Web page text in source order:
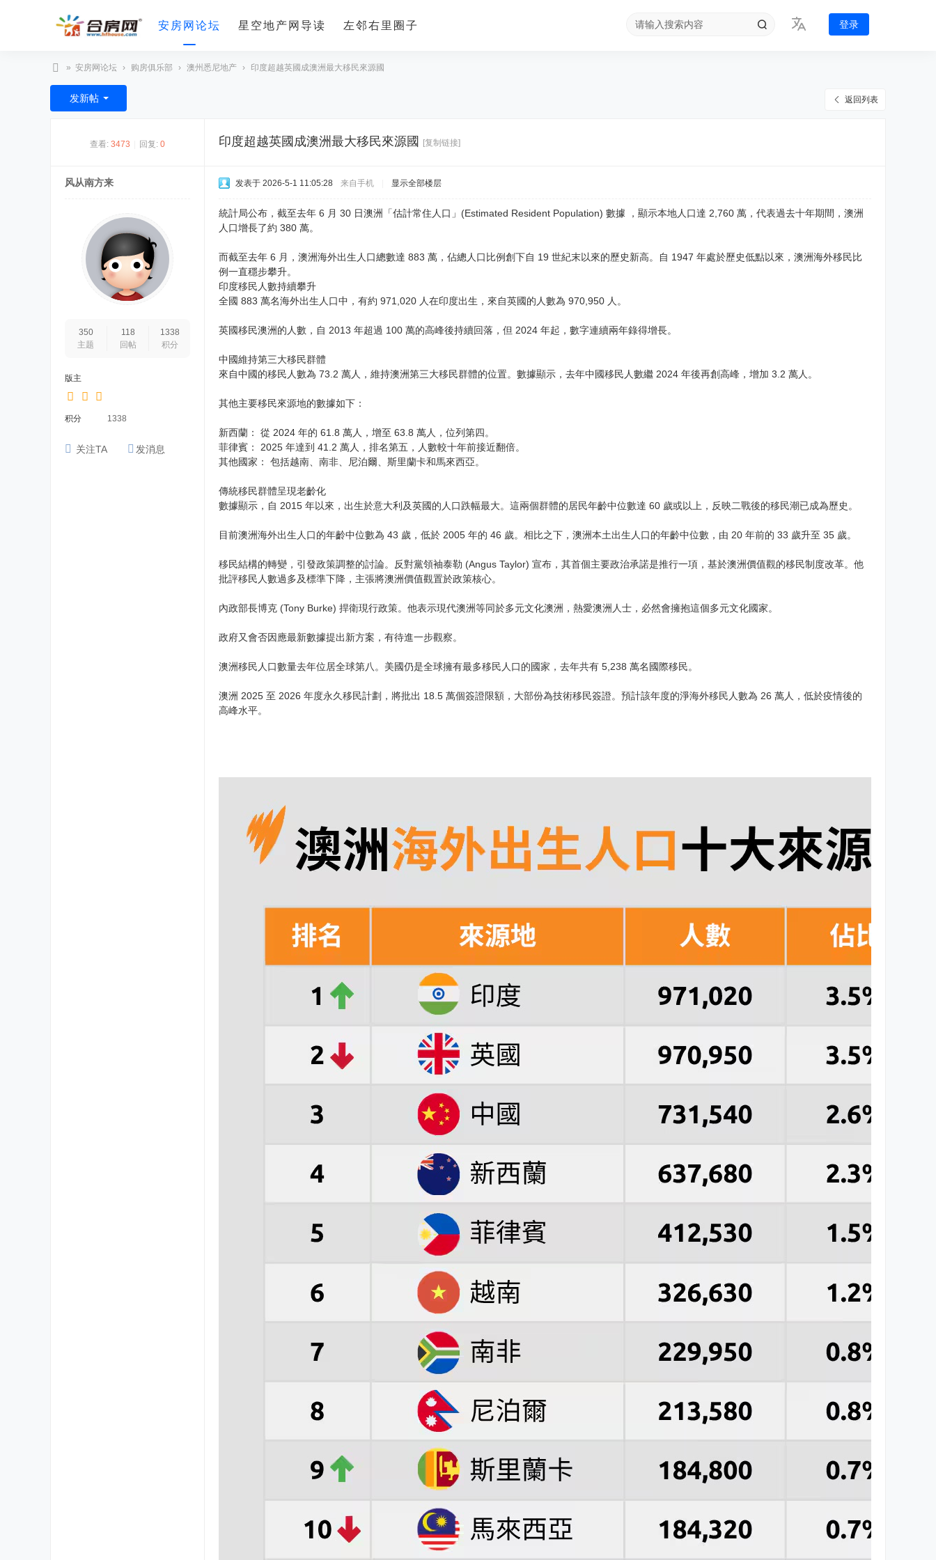
安房网论坛 星空地产网导读 左邻右里圈子 登录
合
房
» 安房网论坛 › 购房俱乐部 › 澳州悉尼地产 › 印度超越英國成澳洲最大移民來源國
返回列表
发新帖
查看: 3473 回复: 0 印度超越英國成澳洲最大移民來源國 [复制链接]
风从南方来
350
主题
118
回帖
1338
积分
版主
积分 1338
关注TA 发消息
发表于 2026-5-1 11:05:28 来自手机 显示全部楼层
統計局公布，截至去年 6 月 30 日澳洲「估計常住人口」(Estimated Resident Population) 數據 ，顯示本地人口達 2,760 萬，代表過去十年期間，澳洲
人口增長了約 380 萬。
而截至去年 6 月，澳洲海外出生人口總數達 883 萬，佔總人口比例創下自 19 世紀末以來的歷史新高。自 1947 年處於歷史低點以來，澳洲海外移民比
例一直穩步攀升。
印度移民人數持續攀升
全國 883 萬名海外出生人口中，有約 971,020 人在印度出生，來自英國的人數為 970,950 人。
英國移民澳洲的人數，自 2013 年超過 100 萬的高峰後持續回落，但 2024 年起，數字連續兩年錄得增長。
中國維持第三大移民群體
來自中國的移民人數為 73.2 萬人，維持澳洲第三大移民群體的位置。數據顯示，去年中國移民人數繼 2024 年後再創高峰，增加 3.2 萬人。
其他主要移民來源地的數據如下：
新西蘭： 從 2024 年的 61.8 萬人，增至 63.8 萬人，位列第四。
菲律賓： 2025 年達到 41.2 萬人，排名第五，人數較十年前接近翻倍。
其他國家： 包括越南、南非、尼泊爾、斯里蘭卡和馬來西亞。
傳統移民群體呈現老齡化
數據顯示，自 2015 年以來，出生於意大利及英國的人口跌幅最大。這兩個群體的居民年齡中位數達 60 歲或以上，反映二戰後的移民潮已成為歷史。
目前澳洲海外出生人口的年齡中位數為 43 歲，低於 2005 年的 46 歲。相比之下，澳洲本土出生人口的年齡中位數，由 20 年前的 33 歲升至 35 歲。
移民結構的轉變，引發政策調整的討論。反對黨領袖泰勒 (Angus Taylor) 宣布，其首個主要政治承諾是推行一項，基於澳洲價值觀的移民制度改革。他
批評移民人數過多及標準下降，主張將澳洲價值觀置於政策核心。
內政部長博克 (Tony Burke) 捍衛現行政策。他表示現代澳洲等同於多元文化澳洲，熱愛澳洲人士，必然會擁抱這個多元文化國家。
政府又會否因應最新數據提出新方案，有待進一步觀察。
澳洲移民人口數量去年位居全球第八。美國仍是全球擁有最多移民人口的國家，去年共有 5,238 萬名國際移民。
澳洲 2025 至 2026 年度永久移民計劃，將批出 18.5 萬個簽證限額，大部份為技術移民簽證。預計該年度的淨海外移民人數為 26 萬人，低於疫情後的
高峰水平。